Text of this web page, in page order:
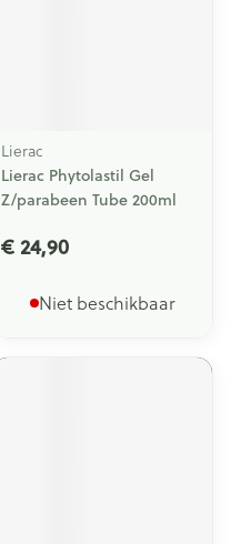
Lierac
Lierac Phytolastil Gel
Z/parabeen Tube 200ml
€ 24,90
Niet beschikbaar